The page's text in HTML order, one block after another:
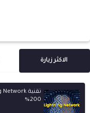
الاكثر زيارة
200%